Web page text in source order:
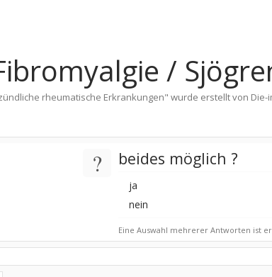
/
rheumatische Erkrankungen" wurde erstellt von Die-
? beides möglich ?
ja
nein
Eine Auswahl mehrerer Antworten ist